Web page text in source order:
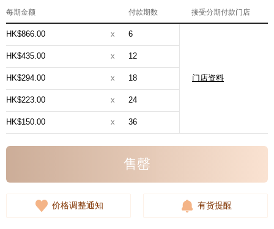
每期金额 付款期数 接受分期付款门店
HK$866.00 x 6
门店资料
HK$435.00 x 12
HK$294.00 x 18
HK$223.00 x 24
HK$150.00 x 36
售罄
价格调整通知 有货提醒